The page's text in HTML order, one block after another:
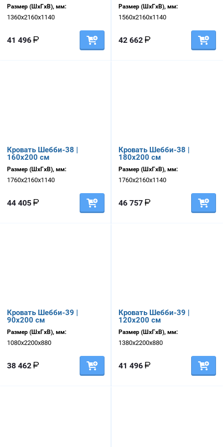
Размер (ШхГхВ), мм:
1360х2160х1140
41 496
Размер (ШхГхВ), мм:
1560х2160х1140
42 662
Кровать Шебби-38 |
160х200 см
Размер (ШхГхВ), мм:
1760х2160х1140
44 405
Кровать Шебби-38 |
180х200 см
Размер (ШхГхВ), мм:
1760х2160х1140
46 757
Кровать Шебби-39 |
90х200 см
Размер (ШхГхВ), мм:
1080х2200х880
38 462
Кровать Шебби-39 |
120х200 см
Размер (ШхГхВ), мм:
1380х2200х880
41 496